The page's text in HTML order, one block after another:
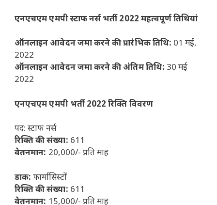
एनएचएम एमपी स्टाफ नर्स भर्ती 2022 महत्वपूर्ण तिथियां
ऑनलाइन आवेदन जमा करने की प्रारंभिक तिथि: 01 मई,
2022
ऑनलाइन आवेदन जमा करने की अंतिम तिथि: 30 मई
2022
एनएचएम एमपी भर्ती 2022 रिक्ति विवरण
पद: स्टाफ नर्स
रिक्ति की संख्या: 611
वेतनमान: 20,000/- प्रति माह
डाक:फार्मासिस्टों
रिक्ति की संख्या: 611
वेतनमान: 15,000/- प्रति माह